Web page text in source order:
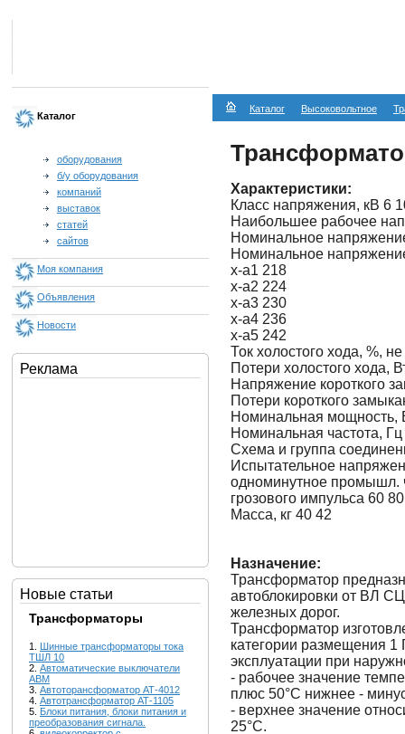
Каталог
оборудования
б/у оборудования
компаний
выставок
статей
сайтов
Моя компания
Объявления
Новости
Реклама
Новые статьи
Трансформаторы
1. Шинные трансформаторы тока
ТШЛ 10
2. Автоматические выключатели
АВМ
3. Автоторансформатор АТ-4012
4. Автотрансформатор АТ-1105
5. Блоки питания, блоки питания и
преобразования сигнала.
Каталог Высоковольтное
Характеристики:
Класс напряжения, кВ 6
Наибольшее рабочее
Номинальное
Номинальное
х-а1 218
х-а2 224
х-а3 230
х-а4 236
x-a5 242
Ток холостого хода, %,
Потери холостого хода,
Напряжение короткого
Потери короткого
Номинальная мощность,
Номинальная частота,
Схема и группа
Испытательное
одноминутное промышл.
грозового импульса 60 80
Масса, кг 40 42
Назначение:
Трансформатор
автоблокировки от ВЛ
железных дорог.
Трансформатор
категории размещения
эксплуатации при
- рабочее значение
плюс 50°С нижнее -
- верхнее значение
25°С.